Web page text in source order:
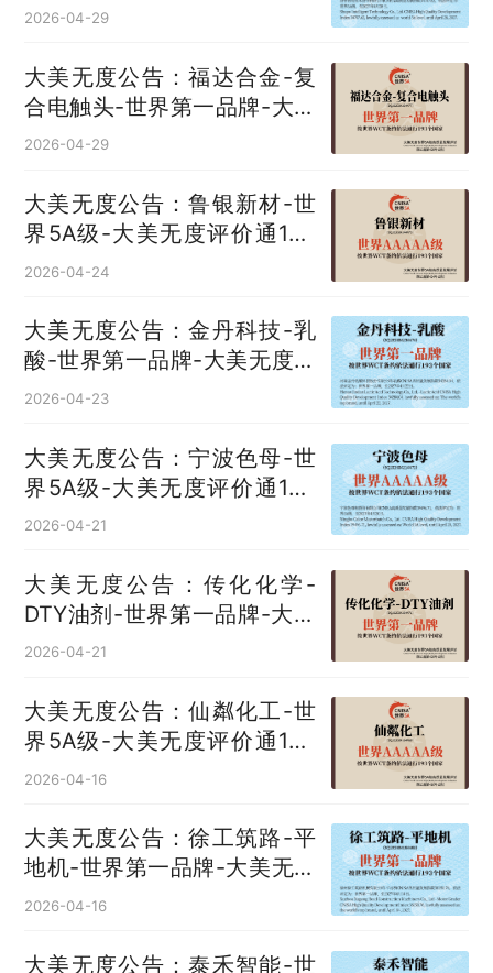
国
2026-04-29
大美无度公告：福达合金-复
合电触头‌-世界第一品牌-大美
无度评价通193国
2026-04-29
大美无度公告：鲁银新材-世
界5A级-大美无度评价通193
国
2026-04-24
大美无度公告：金丹科技-乳
酸‌-世界第一品牌-大美无度评
价通193国
2026-04-23
大美无度公告：宁波色母-世
界5A级-大美无度评价通193
国
2026-04-21
大美无度公告：传化化学-
DTY油剂‌-世界第一品牌-大美
无度评价通193国
2026-04-21
大美无度公告：仙粼化工-世
界5A级-大美无度评价通193
国
2026-04-16
大美无度公告：徐工筑路-平
地机‌-世界第一品牌-大美无度
评价通193国
2026-04-16
大美无度公告：泰禾智能-世